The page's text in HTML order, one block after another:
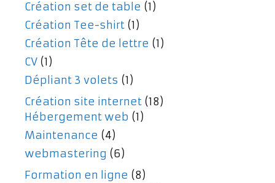
Création set de table (1)
Création Tee-shirt (1)
Création Tête de lettre (1)
CV (1)
Dépliant 3 volets (1)
Création site internet (18)
Hébergement web (1)
Maintenance (4)
webmastering (6)
Formation en ligne (8)